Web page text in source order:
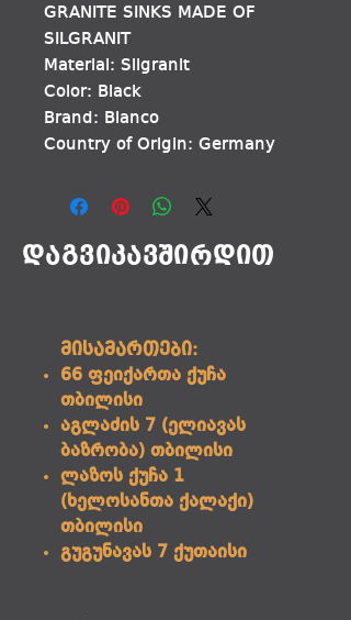
GRANITE SINKS MADE OF
SILGRANIT
Material: Silgranit
Color: Black
Brand: Blanco
Country of Origin: Germany
დაგვიკავშირდით
მისამართები:
66 ფეიქართა ქუჩა
თბილისი
აგლაძის 7 (ელიავას
ბაზრობა) თბილისი
ლაზოს ქუჩა 1
(ხელოსანთა ქალაქი)
თბილისი
გუგუნავას 7 ქუთაისი